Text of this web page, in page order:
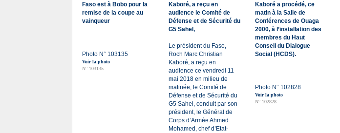
Faso est à Bobo pour la
remise de la coupe au
vainqueur
Photo N° 103135
Voir la photo
N° 103135
Kaboré, a reçu en
audience le Comité de
Défense et de Sécurité du
G5 Sahel,
Le président du Faso,
Roch Marc Christian
Kaboré, a reçu en
audience ce vendredi 11
mai 2018 en milieu de
matinée, le Comité de
Défense et de Sécurité du
G5 Sahel, conduit par son
président, le Général de
Corps d’Armée Ahmed
Mohamed, chef d’Etat-
Kaboré a procédé, ce
matin à la Salle de
Conférences de Ouaga
2000, à l’installation des
membres du Haut
Conseil du Dialogue
Social (HCDS).
Photo N° 102828
Voir la photo
N° 102828